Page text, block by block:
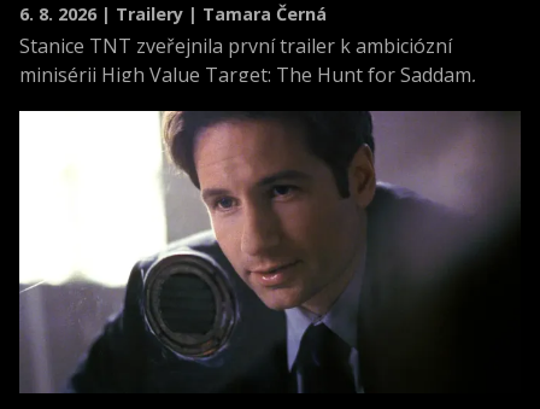
6. 8. 2026 | Trailery | Tamara Černá
Stanice TNT zveřejnila první trailer k ambiciózní
minisérii High Value Target: The Hunt for Saddam,
novodobých dějin.